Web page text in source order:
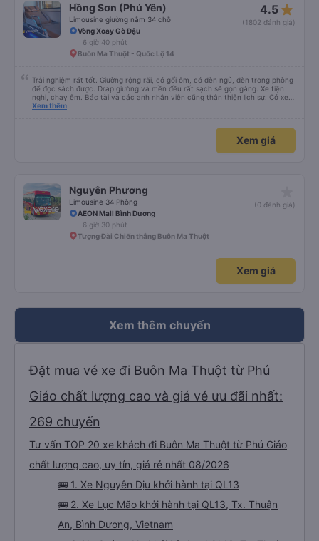
Hồng Sơn (Phú Yên)
Limousine giường nằm 34 chỗ
4.5 star_rate
(1802 đánh giá)
Vòng Xoay Gò Đậu
6 giờ 40 phút
Buôn Ma Thuột - Quốc Lộ 14
Trải nghiệm rất tốt. Giường rộng rãi, có gối ôm, có đèn ngủ, đèn trong phòng
để đọc sách được. Drap giường và mền đều rất sạch sẽ gọn gàng. Xe tiện
nghi, chạy êm. Bác tài và các anh nhân viên cũng thân thiện lịch sự. Có xe
trung chuyển về nội thành thành phố tuy hoà rất tiện. Giá vé hợp lý. Nói
Xem thêm
Xem giá
Nguyên Phương
Limousine 34 Phòng
(0 đánh giá)
AEON Mall Bình Dương
6 giờ 30 phút
Tượng Đài Chiến thắng Buôn Ma Thuột
Xem giá
Xem thêm chuyến
Đặt mua vé xe đi Buôn Ma Thuột từ Phú
Giáo chất lượng cao và giá vé ưu đãi nhất:
269 chuyến
Tư vấn TOP 20 xe khách đi Buôn Ma Thuột từ Phú Giáo
chất lượng cao, uy tín, giá rẻ nhất 08/2026
🚌 1. Xe Nguyên Dịu khởi hành tại QL13
🚌 2. Xe Lục Mão khởi hành tại QL13, Tx. Thuận
An, Bình Dương, Vietnam